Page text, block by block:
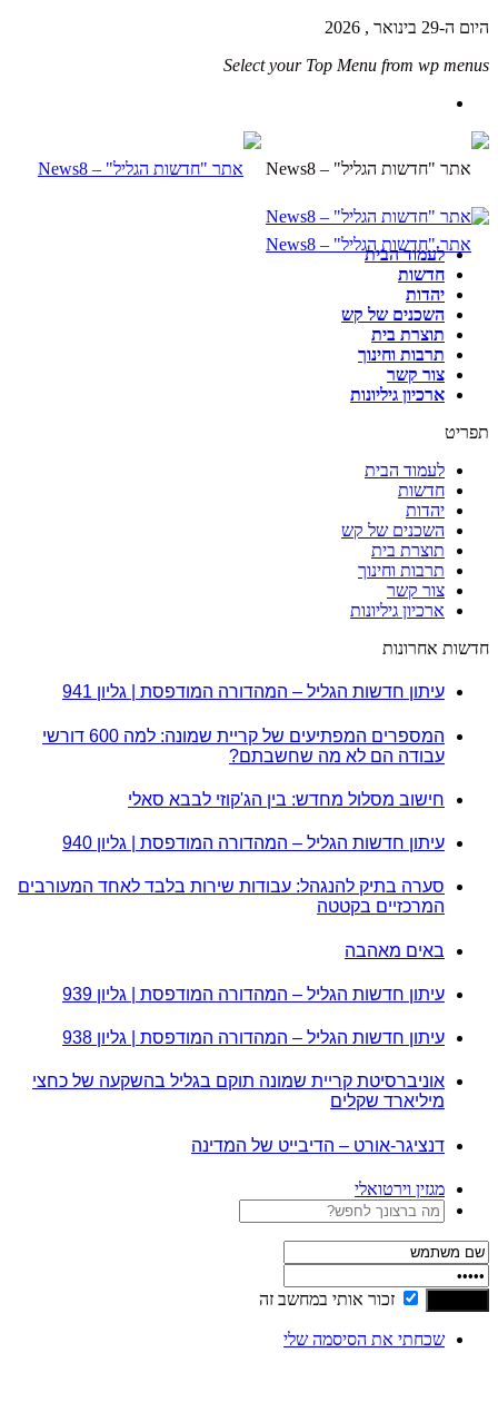
היום ה-29 בינואר , 2026
Select your Top Menu from wp menus
לעמוד הבית
חדשות
יהדות
השכנים של קש
תוצרת בית
תרבות וחינוך
צור קשר
ארכיון גיליונות
תפריט
לעמוד הבית
חדשות
יהדות
השכנים של קש
תוצרת בית
תרבות וחינוך
צור קשר
ארכיון גיליונות
חדשות אחרונות
עיתון חדשות הגליל – המהדורה המודפסת | גליון 941
המספרים המפתיעים של קריית שמונה: למה 600 דורשי
עבודה הם לא מה שחשבתם?
חישוב מסלול מחדש: בין הג'קוזי לבבא סאלי
עיתון חדשות הגליל – המהדורה המודפסת | גליון 940
סערה בתיק להנגהל: עבודות שירות בלבד לאחד המעורבים
המרכזיים בקטטה
באים מאהבה
עיתון חדשות הגליל – המהדורה המודפסת | גליון 939
עיתון חדשות הגליל – המהדורה המודפסת | גליון 938
אוניברסיטת קריית שמונה תוקם בגליל בהשקעה של כחצי
מיליארד שקלים
דנציגר-אורט – הדיבייט של המדינה
מגזין וירטואלי
זכור אותי במחשב זה
שכחתי את הסיסמה שלי